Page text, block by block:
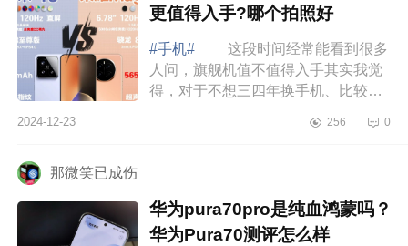
更值得入手?哪个拍照好
#手机#
这段时间经常能看到很多
人问，旗舰机值不值得入手其实我觉
得，对于不想三四年换手机、比较看
好的，下面小编为大家介绍下小米15
2024-12-23 256 0
那微笑已成伤
华为pura70pro是纯血鸿蒙吗？
华为Pura70测评怎么样